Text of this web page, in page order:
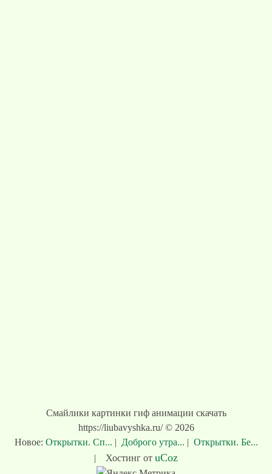
Смайлики картинки гиф анимации скачать
https://liubavyshka.ru/ © 2026
Новое: Открытки. Сп... | Доброго утра... | Открытки. Бе...
|
Хостинг от uCoz